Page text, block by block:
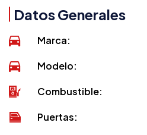
Datos Generales
Marca:
Modelo:
Combustible:
Puertas: